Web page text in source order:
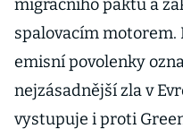
migračního paktu a
spalovacím motorem.
emisní povolenky
nejzásadnější zla v
vystupuje i proti